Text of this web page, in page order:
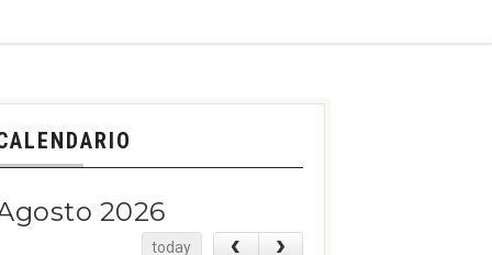
2026
today